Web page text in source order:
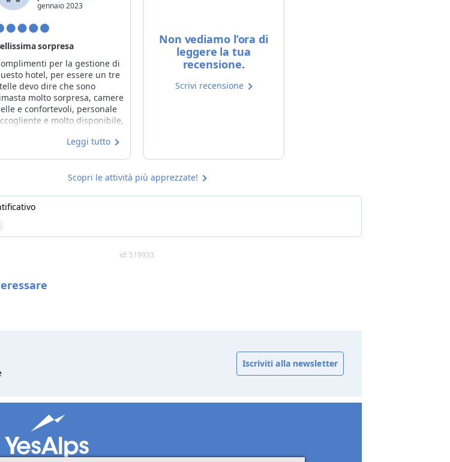
gennaio 2023
sorpresa
per la gestione di
hotel, per essere un tre
devo dire che sono
molto sorpresa, camere
e confortevoli, personale
e molto disponibile,
la mezza pensione dove si può
e buonissimo tutto. Grazie a
Leggi tutto
Non vediamo l’ora di
leggere la tua
recensione.
Scrivi recensione
Scopri le attività più apprezzate!
id: 519933
Iscriviti alla newsletter